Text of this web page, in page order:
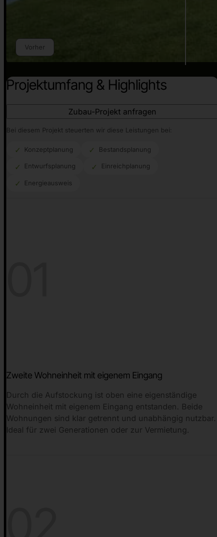
Vorher
Projektumfang & Highlights
Zubau-Projekt anfragen
Bei diesem Projekt steuerten wir diese Leistungen bei:
Konzeptplanung Bestandsplanung
Entwurfsplanung Einreichplanung
Energieausweis
Zweite Wohneinheit mit eigenem Eingang
Durch die Aufstockung ist oben eine eigenständige
Wohneinheit mit eigenem Eingang entstanden. Beide
Wohnungen sind klar getrennt und unabhängig nutzbar.
Ideal für zwei Generationen oder zur Vermietung.